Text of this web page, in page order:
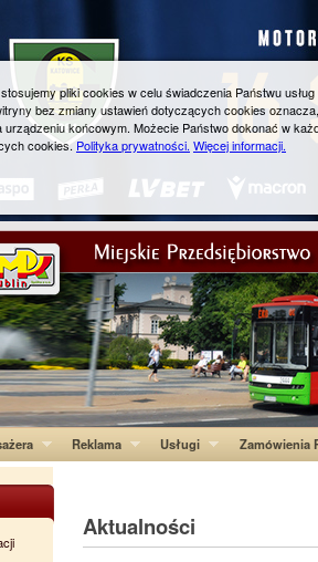
Reklama Usługi Zamówienia
Aktualności
pliki cookies w celu świadczenia Państwu
bez zmiany ustawień dotyczących cookies
końcowym. Możecie Państwo dokonać w
cookies.Polityka prywatności. Więcej informacji.